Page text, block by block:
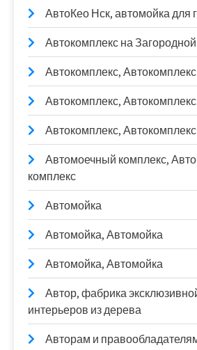
АвтоКео Нск, автомойка для
Автокомплекс на Загородной
Автокомплекс, Автокомплекс
Автокомплекс, Автокомплекс
Автокомплекс, Автокомплекс
Автомоечный комплекс,
комплекс
Автомойка
Автомойка, Автомойка
Автомойка, Автомойка
Автор, фабрика
интерьеров из дерева
Авторам и